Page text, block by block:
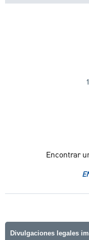
Encontrar
Divulgaciones legales